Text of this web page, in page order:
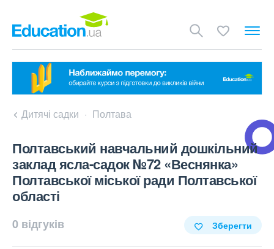
Дитячі садки Полтава
Полтавський навчальний дошкільний
заклад ясла-садок №72 «Веснянка»
Полтавської міської ради Полтавської
області
0 відгуків Зберегти